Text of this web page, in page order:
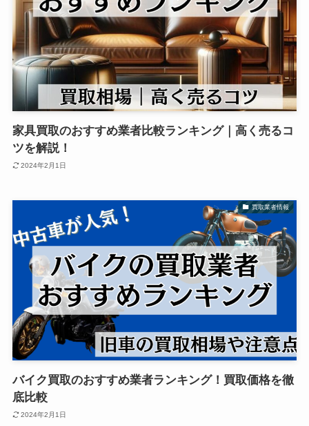
家具買取のおすすめ業者比較ランキング｜高く売るコ
ツを解説！
2024年2月1日
買取業者情報
バイク買取のおすすめ業者ランキング！買取価格を徹
底比較
2024年2月1日